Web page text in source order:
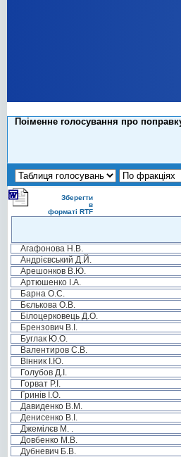
Поіменне голосування про
Зберегти
в
форматі RTF
Агафонова Н.В.
Андрієвський Д.Й.
Арешонков В.Ю.
Артюшенко І.А.
Барна О.С.
Бєлькова О.В.
Білоцерковець Д.О.
Брензович В.І.
Буглак Ю.О.
Валентиров С.В.
Вінник І.Ю.
Голубов Д.І.
Горват Р.І.
Гринів І.О.
Давиденко В.М.
Денисенко В.І.
Джемілєв М. .
Довбенко М.В.
Дубневич Б.В.